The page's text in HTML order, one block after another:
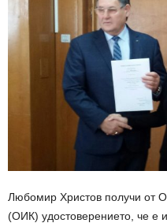
Любомир Христов получи от
(ОИК) удостоверението, че е